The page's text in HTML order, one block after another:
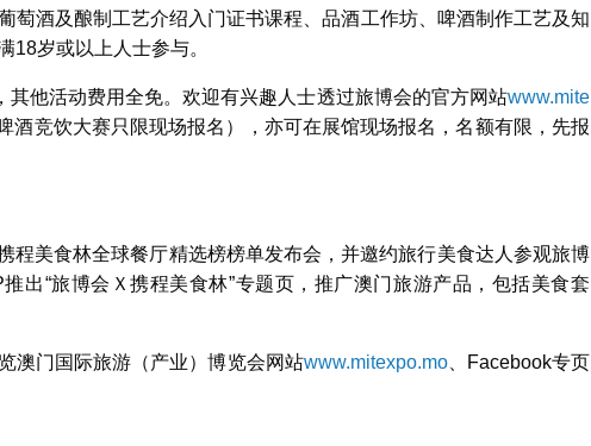
萄酒及酿制工艺介绍入门证书课程、品酒工作坊、啤酒制作工艺及知
18岁或以上人士参与。
他活动费用全免。欢迎有兴趣人士透过旅博会的官方网站www.mite
酒竞饮大赛只限现场报名），亦可在展馆现场报名，名额有限，先报
程美食林全球餐厅精选榜榜单发布会，并邀约旅行美食达人参观旅博
出“旅博会Ｘ携程美食林”专题页，推广澳门旅游产品，包括美食套
澳门国际旅游（产业）博览会网站www.mitexpo.mo、Facebook专页